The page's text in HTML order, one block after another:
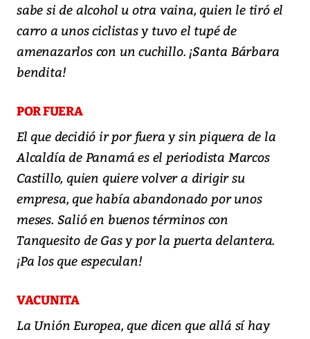
sabe si de alcohol u otra vaina, quien le tiró el
carro a unos ciclistas y tuvo el tupé de
amenazarlos con un cuchillo. ¡Santa Bárbara
bendita!
POR FUERA
El que decidió ir por fuera y sin piquera de la
Alcaldía de Panamá es el periodista Marcos
Castillo, quien quiere volver a dirigir su
empresa, que había abandonado por unos
meses. Salió en buenos términos con
Tanquesito de Gas y por la puerta delantera.
¡Pa los que especulan!
VACUNITA
La Unión Europea, que dicen que allá sí hay